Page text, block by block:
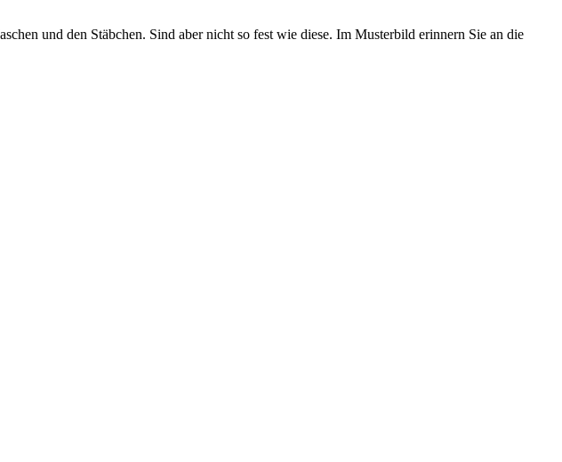
und den Stäbchen. Sind aber nicht so fest wie diese. Im Musterbild erinnern Sie an die